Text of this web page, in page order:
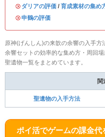
・ ダリアの評価 / 育成素材の集め
・申鶴の評価
原神(げんしん)の来歆の余響の入手
余響セットの効率的な集め方・周回
聖遺物一覧をまとめています。
関
聖遺物の入手方法
ポイ活でゲームの課金代